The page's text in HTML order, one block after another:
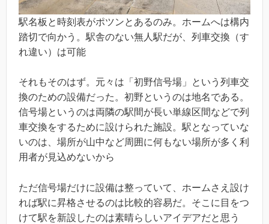
駅名板と時刻表がポツンとあるのみ。ホームへは構内
踏切で向かう。駅舎のない無人駅だが、列車交換（す
れ違い）は可能
それもそのはず。元々は「初野信号場」という列車交
換のための設備だった。初野というのは地名である。
信号場というのは両隣の駅間が長い単線区間などで列
車交換をするために設けられた施設。駅となっていな
いのは、場所が山中など周囲に何もない場所が多く利
用者が見込めないから
ただ信号場だけに設備は整っていて、ホームさえ設け
れば駅に昇格させるのは比較的容易だ。そこに目をつ
けて駅を新設したのは素晴らしいアイデアだと思う